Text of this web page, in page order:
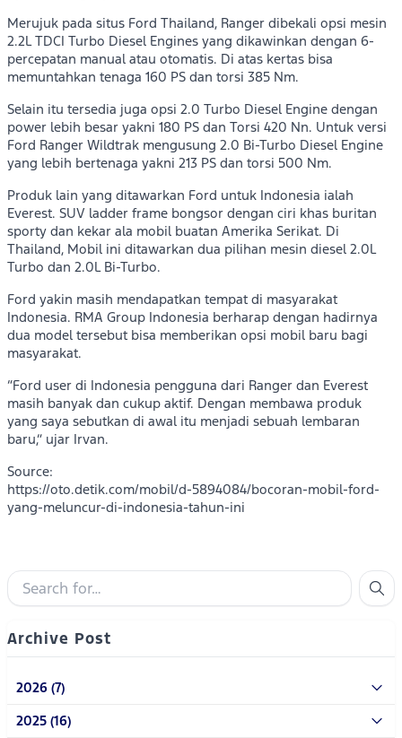
Merujuk pada situs Ford Thailand, Ranger dibekali opsi mesin
2.2L TDCI Turbo Diesel Engines yang dikawinkan dengan 6-
percepatan manual atau otomatis. Di atas kertas bisa
memuntahkan tenaga 160 PS dan torsi 385 Nm.
Selain itu tersedia juga opsi 2.0 Turbo Diesel Engine dengan
power lebih besar yakni 180 PS dan Torsi 420 Nn. Untuk versi
Ford Ranger Wildtrak mengusung 2.0 Bi-Turbo Diesel Engine
yang lebih bertenaga yakni 213 PS dan torsi 500 Nm.
Produk lain yang ditawarkan Ford untuk Indonesia ialah
Everest. SUV ladder frame bongsor dengan ciri khas buritan
sporty dan kekar ala mobil buatan Amerika Serikat. Di
Thailand, Mobil ini ditawarkan dua pilihan mesin diesel 2.0L
Turbo dan 2.0L Bi-Turbo.
Ford yakin masih mendapatkan tempat di masyarakat
Indonesia. RMA Group Indonesia berharap dengan hadirnya
dua model tersebut bisa memberikan opsi mobil baru bagi
masyarakat.
“Ford user di Indonesia pengguna dari Ranger dan Everest
masih banyak dan cukup aktif. Dengan membawa produk
yang saya sebutkan di awal itu menjadi sebuah lembaran
baru,” ujar Irvan.
Source:
https://oto.detik.com/mobil/d-5894084/bocoran-mobil-ford-
yang-meluncur-di-indonesia-tahun-ini
Archive Post
2026 (7)
2025 (16)